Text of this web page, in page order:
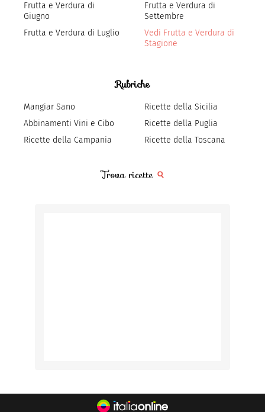
Frutta e Verdura di
Giugno
Frutta e Verdura di Luglio
Frutta e Verdura di
Settembre
Vedi Frutta e Verdura di
Stagione
Rubriche
Mangiar Sano
Abbinamenti Vini e Cibo
Ricette della Campania
Ricette della Sicilia
Ricette della Puglia
Ricette della Toscana
Trova ricette